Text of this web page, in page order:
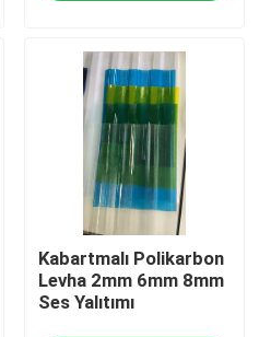
Kabartmalı Polikarbon
Levha 2mm 6mm 8mm
Ses Yalıtımı